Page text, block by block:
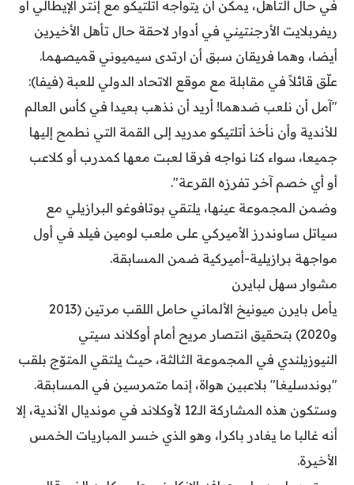
في حال التأهل، يمكن أن يتواجه أتلتيكو مع إنتر الإيطالي أو
ريفربلايت الأرجنتيني في أدوار لاحقة حال تأهل الأخيرين
أيضا، وهما فريقان سبق أن ارتدى سيميوني قميصهما.
علّق قائلاً في مقابلة مع موقع الاتحاد الدولي للعبة (فيفا):
"آمل أن نلعب ضدهما! أريد أن نذهب بعيدا في كأس العالم
للأندية وأن نأخذ أتلتيكو مدريد إلى القمة التي نطمح إليها
جميعا، سواء كنا نواجه فرقا لعبت معها كمدرب أو كلاعب
أو أي خصم آخر تفرزه القرعة".
وضمن المجموعة عينها، يلتقي بوتافوغو البرازيلي مع
سياتل ساوندرز الأميركي على ملعب لومين فيلد في أول
مواجهة برازيلية-أميركية ضمن المسابقة.
مشوار سهل لبايرن
يأمل بايرن ميونيخ الألماني حامل اللقب مرتين (2013
و2020) بتحقيق انتصار مريح أمام أوكلاند سيتي
النيوزيلندي في المجموعة الثالثة، حيث يلتقي المتوّج بلقب
"بوندسليغا" بلاعبين هواة، إنما متمرسين في المسابقة.
وستكون هذه المشاركة الـ12 لأوكلاند في مونديال الأندية، إلا
أنه غالبا ما يغادر باكرا، وهو الذي خسر المباريات الخمس
الأخيرة.